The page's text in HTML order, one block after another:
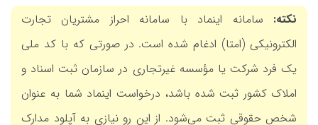
نکته: سامانه اینماد با سامانه احراز مشتریان تجارت
الکترونیکی (امتا) ادغام شده است. در صورتی که با کد ملی
یک فرد شرکت یا مؤسسه غیرتجاری در سازمان ثبت اسناد و
املاک کشور ثبت شده باشد، درخواست اینماد شما به عنوان
شخص حقوقی ثبت می‌شود. از این رو نیازی به آپلود مدارک